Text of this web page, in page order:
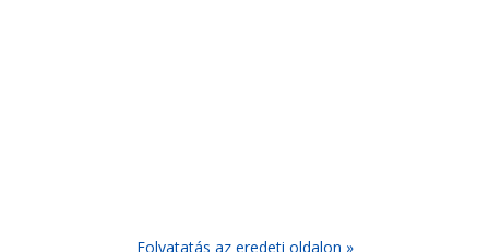
Folyatatás az eredeti oldalon »